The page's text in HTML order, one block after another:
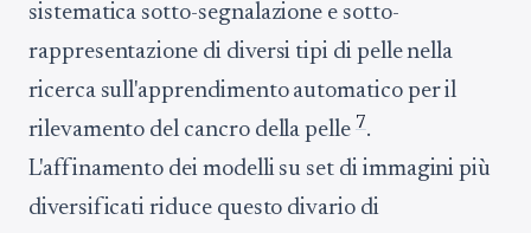
sistematica sotto-segnalazione e sotto-
rappresentazione di diversi tipi di pelle nella
ricerca sull'apprendimento automatico per il
rilevamento del cancro della pelle 7.
L'affinamento dei modelli su set di immagini più
diversificati riduce questo divario di